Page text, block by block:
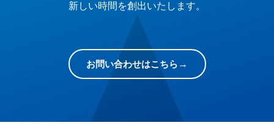
新しい時間を創出いたします。
お問い合わせはこちら